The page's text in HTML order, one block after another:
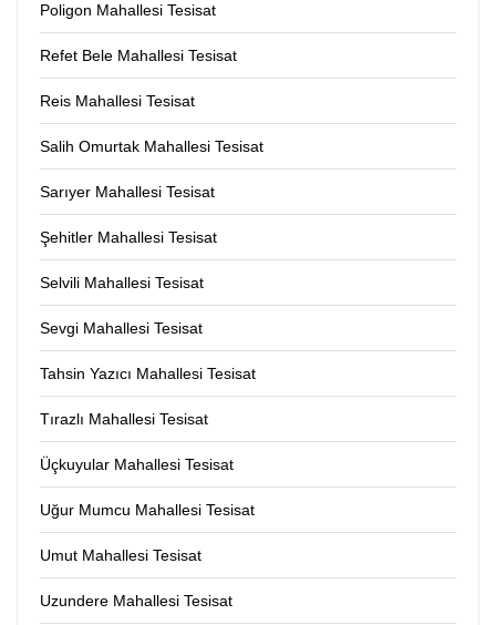
Poligon Mahallesi Tesisat
Refet Bele Mahallesi Tesisat
Reis Mahallesi Tesisat
Salih Omurtak Mahallesi Tesisat
Sarıyer Mahallesi Tesisat
Şehitler Mahallesi Tesisat
Selvili Mahallesi Tesisat
Sevgi Mahallesi Tesisat
Tahsin Yazıcı Mahallesi Tesisat
Tırazlı Mahallesi Tesisat
Üçkuyular Mahallesi Tesisat
Uğur Mumcu Mahallesi Tesisat
Umut Mahallesi Tesisat
Uzundere Mahallesi Tesisat